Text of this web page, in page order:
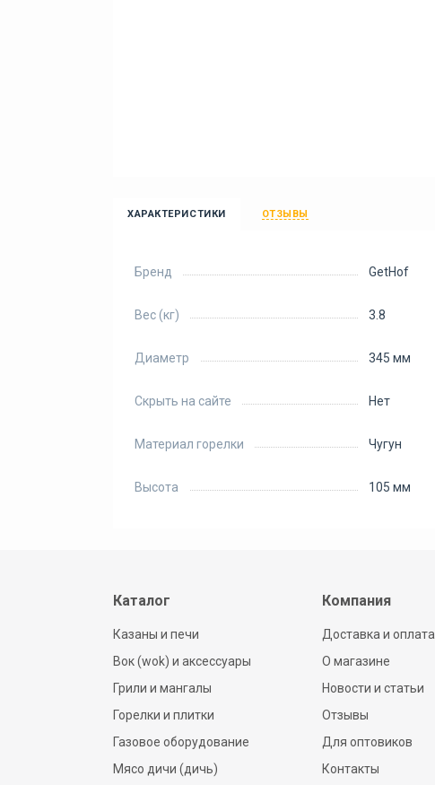
ХАРАКТЕРИСТИКИ ОТЗЫВЫ
Бренд GetHof
Вес (кг) 3.8
Диаметр 345 мм
Скрыть на сайте Нет
Материал горелки Чугун
Высота 105 мм
Каталог
Казаны и печи
Вок (wok) и аксессуары
Грили и мангалы
Горелки и плитки
Газовое оборудование
Мясо дичи (дичь)
Компания
Доставка и оплата
О магазине
Новости и статьи
Отзывы
Для оптовиков
Контакты